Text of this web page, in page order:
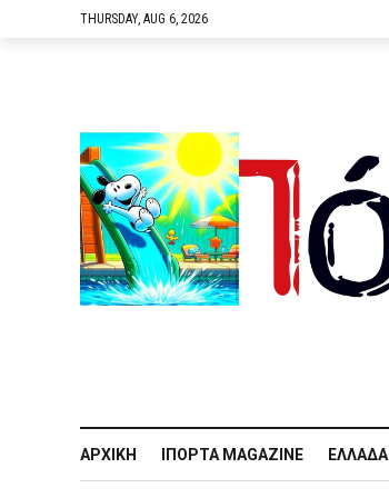
THURSDAY, AUG 6, 2026
ΑΡΧΙΚΉ IΠΌΡΤΑ MAGAZINE ΕΛΛΆΔΑ